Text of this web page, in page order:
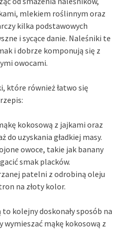
mlekiem roślinnym oraz
kilka podstawowych
i sycące danie. Naleśniki te
i dobrze komponują się z
owocami.
które również łatwo się
kokosową z jajkami oraz
do uzyskania gładkiej masy.
owoce, takie jak banany
smak placków.
patelni z odrobiną oleju
na złoty kolor.
kolejny doskonały sposób na
wymieszać mąkę kokosową z